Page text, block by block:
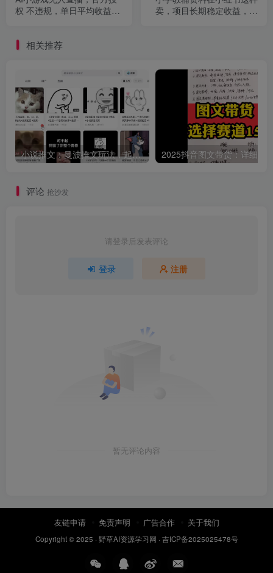
权 不违规，单日平均收益
卖，项目长期稳定收益，越
相关推荐
小说推文：曼波推文玩法，起号快，流量猛，一天收益1k+
评论 抢沙发
请登录后发表评论
登录 注册
暂无评论内容
友链申请 免责声明 广告合作 关于我们
Copyright © 2025 · 野草AI资源学习网 · 吉ICP备2025025478号